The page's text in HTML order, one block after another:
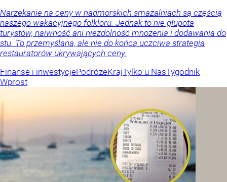
Narzekanie na ceny w nadmorskich smażalniach są częścią
naszego wakacyjnego folkloru. Jednak to nie głupota
turystów, naiwność ani niezdolność mnożenia i dodawania do
stu. To przemyślana, ale nie do końca uczciwa strategia
restauratorów ukrywających ceny.
Finanse i inwestycjePodróżeKrajTylko u NasTygodnik
Wprost